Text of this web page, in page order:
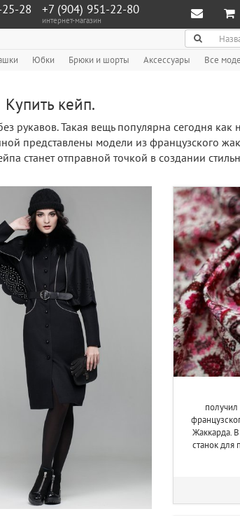
28 +7 (904) 951‑22‑80
интернет-магазин
Поиск
Юбки Брюки и шорты Аксессуары Все
Купить кейп.
рукавов. Такая вещь популярна сегодня как
представлены модели из французского
станет отправной точкой в создании
Жаккарда.
станок для